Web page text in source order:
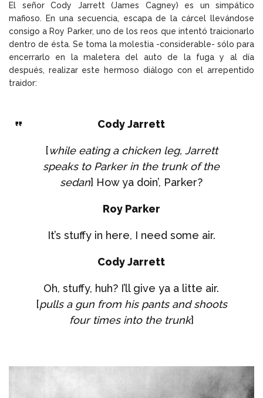
El señor Cody Jarrett (James Cagney) es un simpático
mafioso. En una secuencia, escapa de la cárcel llevándose
consigo a Roy Parker, uno de los reos que intentó traicionarlo
dentro de ésta. Se toma la molestia -considerable- sólo para
encerrarlo en la maletera del auto de la fuga y al día
después, realizar este hermoso diálogo con el arrepentido
traidor:
Cody Jarrett
[while eating a chicken leg, Jarrett
speaks to Parker in the trunk of the
sedan] How ya doin’, Parker?
Roy Parker
It’s stuffy in here, I need some air.
Cody Jarrett
Oh, stuffy, huh? I’ll give ya a litte air.
[pulls a gun from his pants and shoots
four times into the trunk]